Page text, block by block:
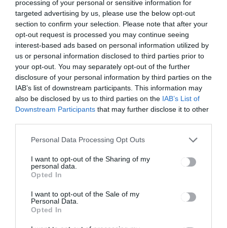
processing of your personal or sensitive information for
targeted advertising by us, please use the below opt-out
section to confirm your selection. Please note that after your
opt-out request is processed you may continue seeing
interest-based ads based on personal information utilized by
us or personal information disclosed to third parties prior to
your opt-out. You may separately opt-out of the further
disclosure of your personal information by third parties on the
IAB’s list of downstream participants. This information may
also be disclosed by us to third parties on the IAB’s List of
Downstream Participants that may further disclose it to other
Personal Data Processing Opt Outs
I want to opt-out of the Sharing of my
personal data.
Opted In
I want to opt-out of the Sale of my
Personal Data.
Opted In
Még nem
kapták meg
az
ösztöndíjak
at a diákok
megye 13
millió lejt
kapott a
kormány
tartalékalapj
ából
Ez is érdekelheti
HÍRLISTA
Bármikor letölthetők a